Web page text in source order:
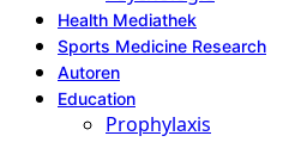
Health Mediathek
Sports Medicine Research
Autoren
Education
Prophylaxis